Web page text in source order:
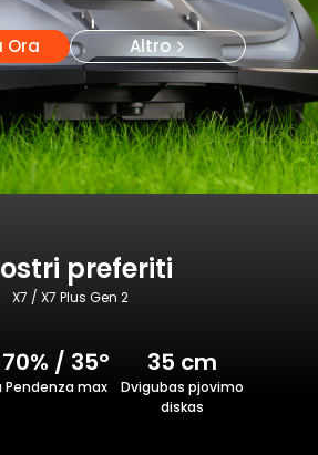
Ora Altro
preferiti
X7 / X7 Plus Gen 2
70% / 35°
Pendenza max
35 cm
Dvigubas pjovimo
diskas